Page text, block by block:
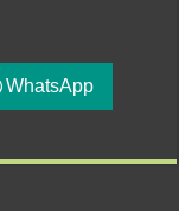
WhatsApp